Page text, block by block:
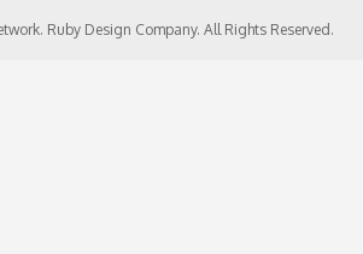
Ruby Design Company. All Rights Reserved.